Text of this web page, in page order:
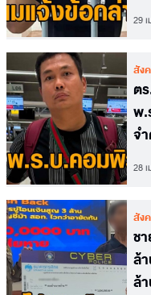
29
สัง
ต
พ.
จ
28
สัง
ช
ล้
ล้